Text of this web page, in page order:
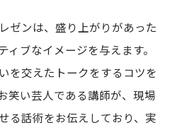
ゼンは、盛り上がりがあった
ィブなイメージを与えます。
を交えたトークをするコツを
笑い芸人である講師が、現場
る話術をお伝えしており、実